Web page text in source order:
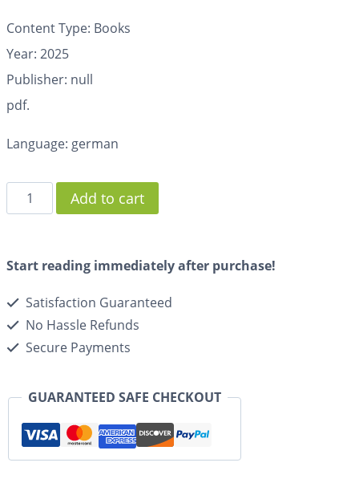
Content Type: Books
Year: 2025
Publisher: null
pdf.
Language: german
Add to cart
Start reading immediately after purchase!
Satisfaction Guaranteed
No Hassle Refunds
Secure Payments
GUARANTEED SAFE CHECKOUT